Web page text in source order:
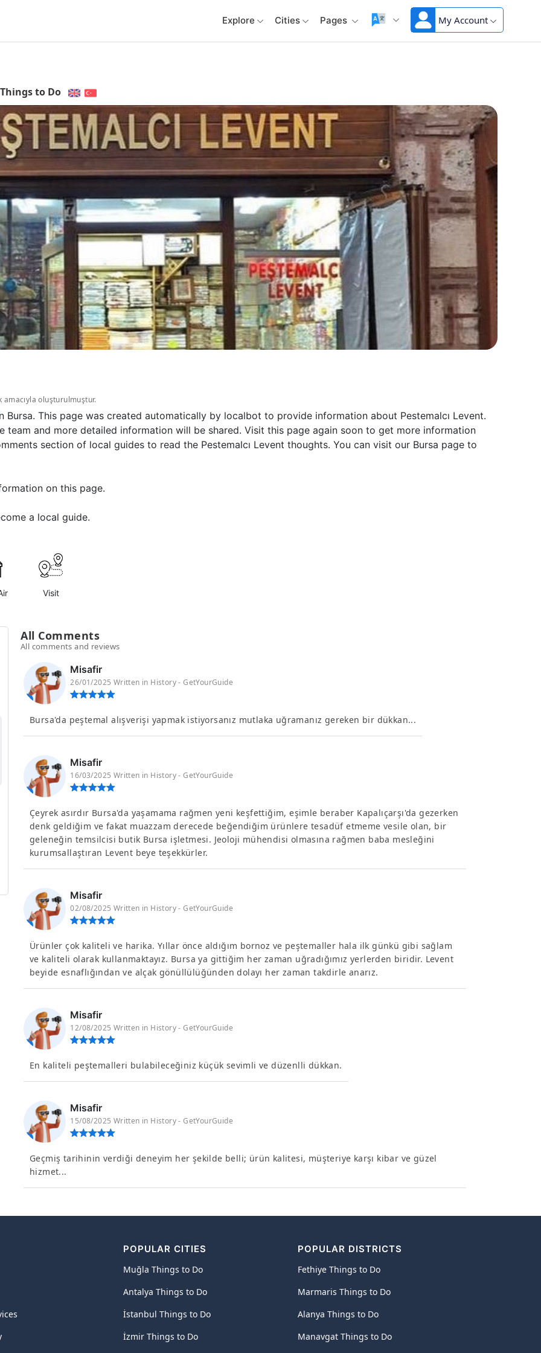
Explore Cities Pages My Account
Things to Do
oluşturulmuştur.
Bursa. This page was created automatically by localbot to provide information about Pestemalcı Levent.
team and more detailed information will be shared. Visit this page again soon to get more information
section of local guides to read the Pestemalcı Levent thoughts. You can visit our Bursa page to
on this page.
a local guide.
Visit
All Comments
All comments and reviews
Misafir
26/01/2025 Written in History - GetYourGuide
Bursa'da peştemal alışverişi yapmak istiyorsanız mutlaka uğramanız gereken bir dükkan...
Misafir
16/03/2025 Written in History - GetYourGuide
Çeyrek asırdır Bursa'da yaşamama rağmen yeni keşfettiğim, eşimle beraber Kapalıçarşı'da gezerken
denk geldiğim ve fakat muazzam derecede beğendiğim ürünlere tesadüf etmeme vesile olan, bir
geleneğin temsilcisi butik Bursa işletmesi. Jeoloji mühendisi olmasına rağmen baba mesleğini
kurumsallaştıran Levent beye teşekkürler.
Misafir
02/08/2025 Written in History - GetYourGuide
Ürünler çok kaliteli ve harika. Yıllar önce aldığım bornoz ve peştemaller hala ilk günkü gibi sağlam
ve kaliteli olarak kullanmaktayız. Bursa ya gittiğim her zaman uğradığımız yerlerden biridir. Levent
beyide esnaflığından ve alçak gönüllülüğünden dolayı her zaman takdirle anarız.
Misafir
12/08/2025 Written in History - GetYourGuide
En kaliteli peştemalleri bulabileceğiniz küçük sevimli ve düzenlli dükkan.
Misafir
15/08/2025 Written in History - GetYourGuide
Geçmiş tarihinin verdiği deneyim her şekilde belli; ürün kalitesi, müşteriye karşı kibar ve güzel
hizmet...
POPULAR CITIES
Muğla Things to Do
Antalya Things to Do
İstanbul Things to Do
İzmir Things to Do
POPULAR DISTRICTS
Fethiye Things to Do
Marmaris Things to Do
Alanya Things to Do
Manavgat Things to Do